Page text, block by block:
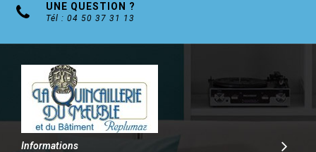
UNE QUESTION ?
Tél : 04 50 37 31 13
Informations